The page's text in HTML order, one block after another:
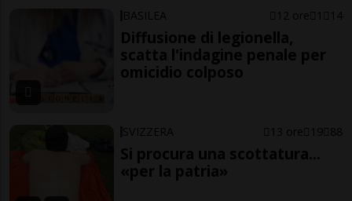
BASILEA 12 ore 1 14
Diffusione di legionella,
scatta l'indagine penale per
omicidio colposo
SVIZZERA 13 ore 19 88
Si procura una scottatura...
«per la patria»